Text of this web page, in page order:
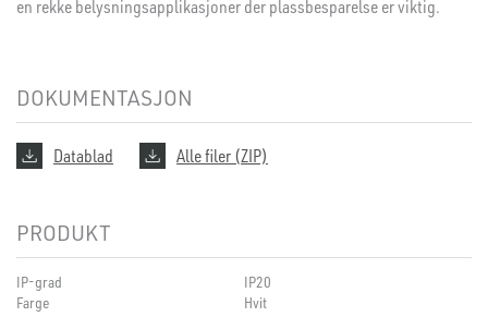
en rekke belysningsapplikasjoner der plassbesparelse er viktig.
DOKUMENTASJON
Datablad Alle filer (ZIP)
PRODUKT
IP-grad
IP20
Farge
Hvit